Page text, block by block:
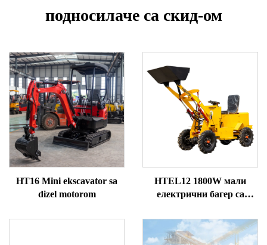
подносилаче са скид-ом
HT16 Mini ekscavator sa
dizel motorom
HTEL12 1800W мали
електрични багер са
предњим укропом